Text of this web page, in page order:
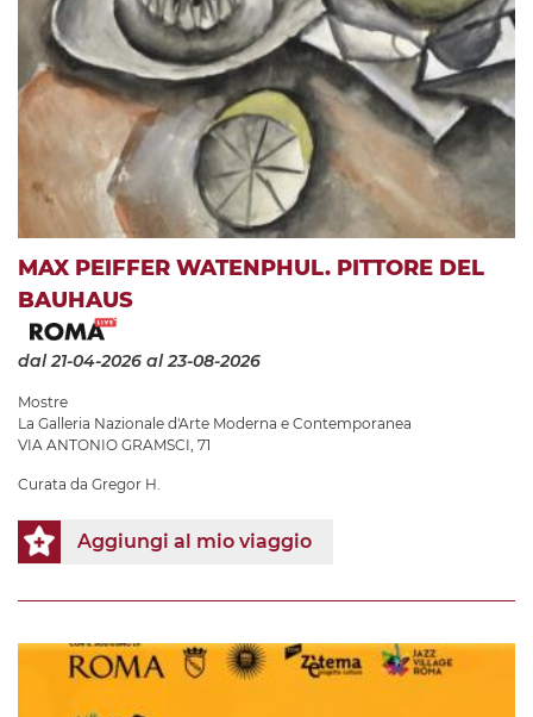
MAX PEIFFER WATENPHUL. PITTORE DEL
BAUHAUS
dal 21-04-2026 al 23-08-2026
Mostre
La Galleria Nazionale d'Arte Moderna e Contemporanea
VIA ANTONIO GRAMSCI, 71
Curata da Gregor H.
Aggiungi al mio viaggio